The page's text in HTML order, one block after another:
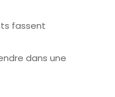
fassent
dans une